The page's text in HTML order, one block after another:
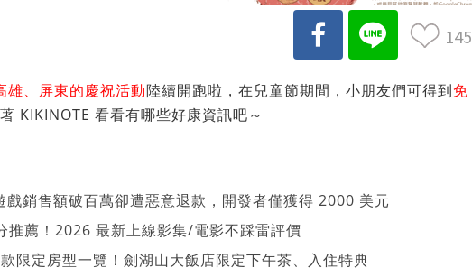
145
雄、屏東的慶祝活動陸續開跑啦，在兒童節期間，小朋友們可得到免
KIKINOTE 看看有哪些好康資訊吧～
戲銷售額破百萬卻遭惡意退款，開發者僅獲得 2000 美元
推薦！2026 最新上線影集/電影不踩雷評價
限定房型一覽！劍湖山大飯店限定下午茶、入住特典